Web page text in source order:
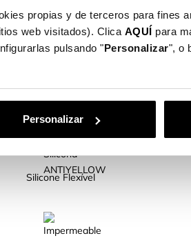
propias y de terceros para fines
web visitados). Clica AQUÍ para
pulsando "Personalizar", o
Personalizar
Silicone Flexível